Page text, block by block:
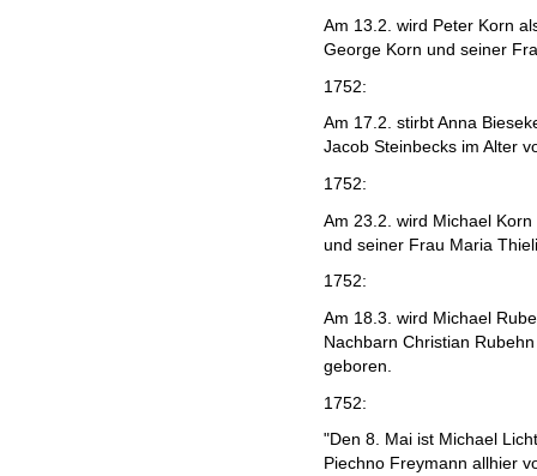
Am 13.2. wird Peter Korn
George Korn und seiner
1752:
Am 17.2. stirbt Anna
Jacob Steinbecks im Alter
1752:
Am 23.2. wird Michael
und seiner Frau Maria
1752:
Am 18.3. wird Michael
Nachbarn Christian
geboren.
1752:
"Den 8. Mai ist Michael
Piechno Freymann allhier